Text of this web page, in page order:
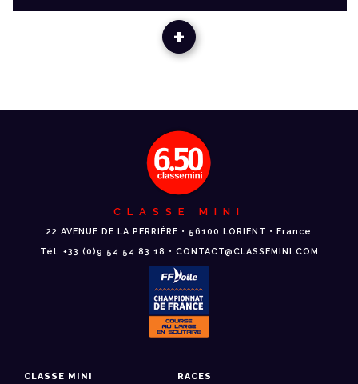
+
CLASSE MINI
22 AVENUE DE LA PERRIÈRE • 56100 LORIENT • France
Tél: +33 (0)9 54 54 83 18 • CONTACT@CLASSEMINI.COM
CLASSE MINI
RACES